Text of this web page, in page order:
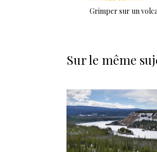
Grimper sur un
Sur le même